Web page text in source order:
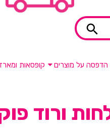
הדפסה על מוצרים קופסאות
ורוד